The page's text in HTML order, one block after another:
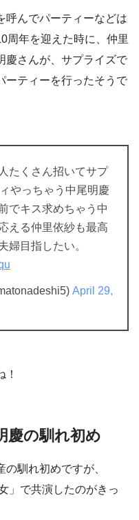
呼んでパーティーなどは
周年を迎えた時に、仲里
慶さんが、サプライズで
ーティーを行ったそうで
たくさん招いてサプ
やっちゃう中尾明慶
でキス求めちゃう中
える仲里依紗も最高
婦目指したい。
April 29,
慶の馴れ初め
馴れ初めですが、
」で共演したのがきっ